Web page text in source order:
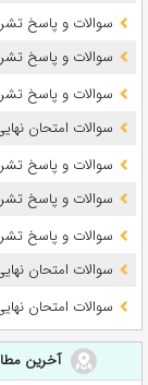
سوالات و پاسخ تشریحی
سوالات و پاسخ
سوالات و پاسخ تشریحی
سوالات امتحان نهایی فیزیک 3 سال
سوالات و پاسخ
سوالات و پاسخ تشریحی
سوالات و پاسخ
سوالات امتحان نهایی فارسی 3 سال
سوالات امتحان نهایی شیمی 3 سال
آخرین